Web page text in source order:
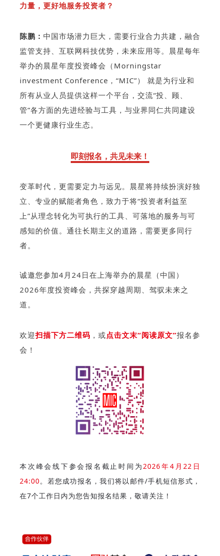
力量，更好地服务投资者？
陈鹏： 中国市场潜力巨大，需要行业合力共建，融合
监管支持、互联网科技优势，未来应用等。晨星每年
举办的晨星年度投资峰会（Morningstar
investment Conference，“MIC”） 就是为行业和
所有从业人员提供这样一个平台，交流“投、顾、
管”各方面的先进经验与工具，与业界同仁共同建设
一个更健康行业生态。
即刻报名，共见未来！
变革时代，更需要定力与远见。晨星将持续扮演好独
立、专业的赋能者角色，致力于将“投资者利益至
上”从理念转化为可执行的工具、可落地的服务与可
感知的价值。通往长期主义的道路，需要更多同行
者。
诚邀您参加4月24日在上海举办的晨星（中国）
2026年度投资峰会，共探穿越周期、驾驭未来之
道。
欢迎扫描下方二维码 ，或点击文末“阅读原文”报名参
会！
本次峰会线下参会报名截止时间为 2026年4月22日
24:00。若您成功报名，我们将以邮件/手机短信形式，
在7个工作日内为您告知报名结果，敬请关注！